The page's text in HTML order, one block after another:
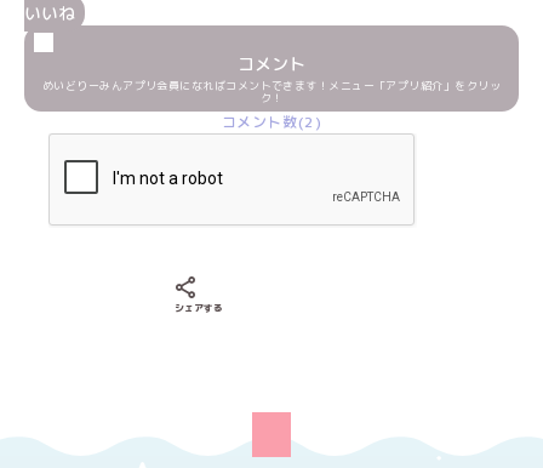
いいね
コメント
めいどりーみんアプリ会員になればコメントできます！メニュー「アプリ紹介」をクリッ
ク！
コメント数(2)
シェアする